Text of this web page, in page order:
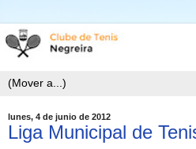
lunes, 4 de junio de 2012
Liga Municipal de